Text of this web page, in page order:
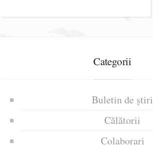
Categorii
Buletin de știri
Călătorii
Colaborari